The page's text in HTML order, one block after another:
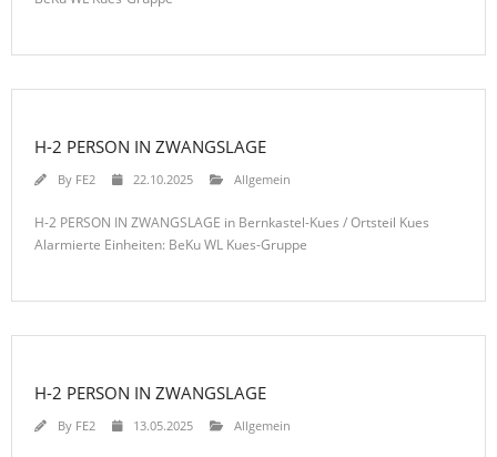
H-2 PERSON IN ZWANGSLAGE
By FE2 22.10.2025 Allgemein
H-2 PERSON IN ZWANGSLAGE in Bernkastel-Kues / Ortsteil Kues
Alarmierte Einheiten: BeKu WL Kues-Gruppe
H-2 PERSON IN ZWANGSLAGE
By FE2 13.05.2025 Allgemein